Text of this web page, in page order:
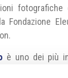
Fondazione
è uno dei più